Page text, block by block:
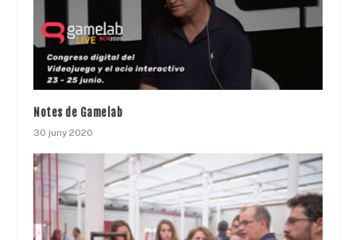
Notes de Gamelab
30 juny 2020